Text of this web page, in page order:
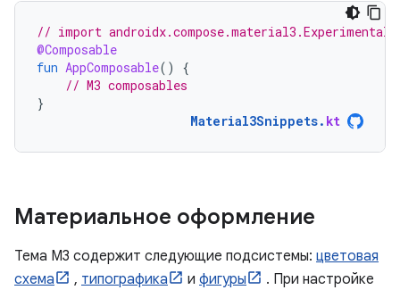
// import
@Composable
fun AppComposable()
{
// M3 composables
}
Material3Snippets. kt
Материальное оформление
Тема M3 содержит следующие подсистемы: цветовая
схема
, типографика и фигуры
. При настройке